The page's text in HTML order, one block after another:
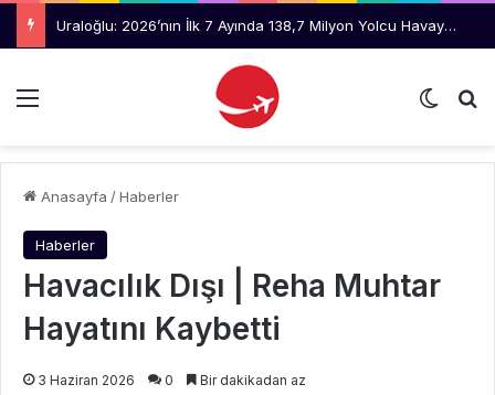
Uraloğlu: 2026’nın İlk 7 Ayında 138,7 Milyon Yolcu Havayolunu Kullandı
Menü Dış
Anasayfa /Haberler
Haberler
Havacılık Dışı | Reha Muhtar
Hayatını Kaybetti
3 Haziran 2026 0 Bir dakikadan az